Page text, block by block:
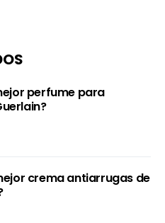
perfume para
crema antiarrugas de